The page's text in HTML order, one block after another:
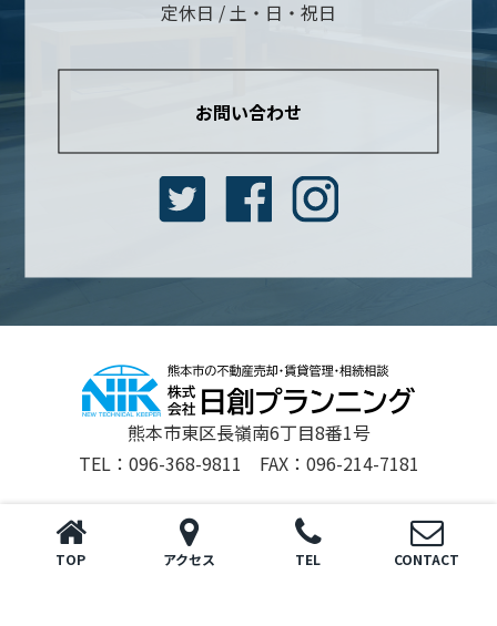
定休日 / 土・日・祝日
お問い合わせ
熊本市東区長嶺南6丁目8番1号
TEL：096-368-9811 FAX：096-214-7181
TOP アクセス TEL CONTACT
Copyright © 日創プランニング All rights Reserved.
powered by 不動産クラウドオフィス